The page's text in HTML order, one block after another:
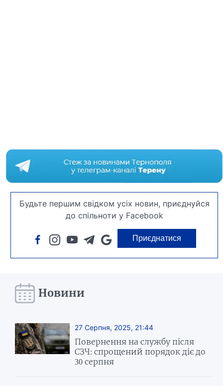
Будьте першим свідком усіх новин, приєднуйся
до спільноти у Facebook
Приєднатися
Новини
27 Серпня, 2025, 21:44
Повернення на службу після
СЗЧ: спрощений порядок діє до
30 серпня